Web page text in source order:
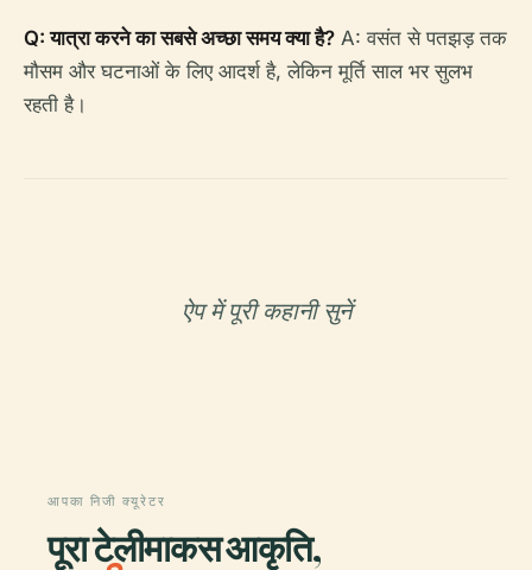
Q: यात्रा करने का सबसे अच्छा समय क्या है? A: वसंत से पतझड़ तक
मौसम और घटनाओं के लिए आदर्श है, लेकिन मूर्ति साल भर सुलभ
रहती है।
ऐप में पूरी कहानी सुनें
आपका निजी क्यूरेटर
पूरा टेलीमाकस आकृति,